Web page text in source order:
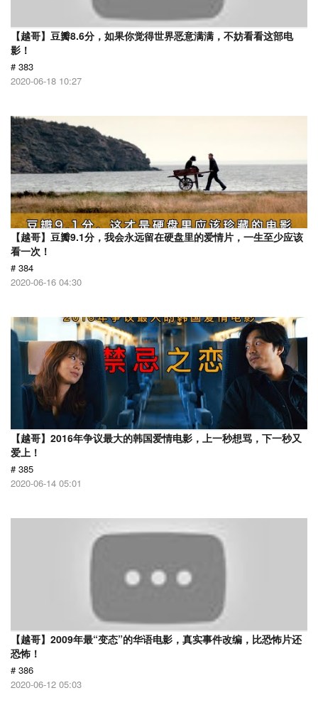
【越哥】豆瓣8.6分，如果你觉得世界恶意满满，不妨看看这部电
影！
# 383
2020-06-18 10:27
【越哥】豆瓣9.1分，我会永远留在硬盘里的爱情片，一生至少应该
看一次！
# 384
2020-06-16 04:30
【越哥】2016年争议最大的韩国爱情电影，上一秒想骂，下一秒又
爱上！
# 385
2020-06-14 05:01
【越哥】2009年最“变态”的华语电影，真实事件改编，比恐怖片还
恐怖！
# 386
2020-06-12 05:03